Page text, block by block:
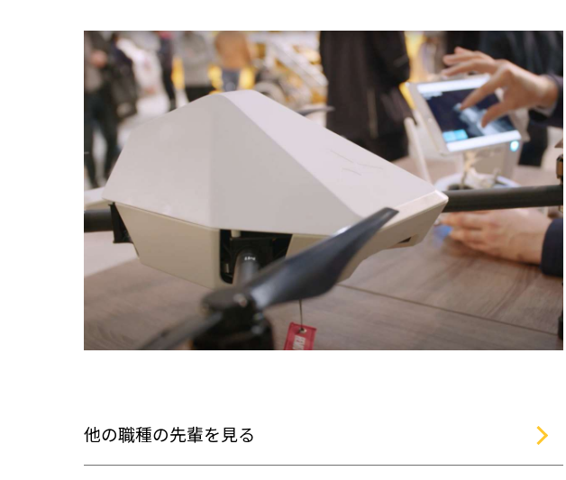
他の職種の先輩を見る